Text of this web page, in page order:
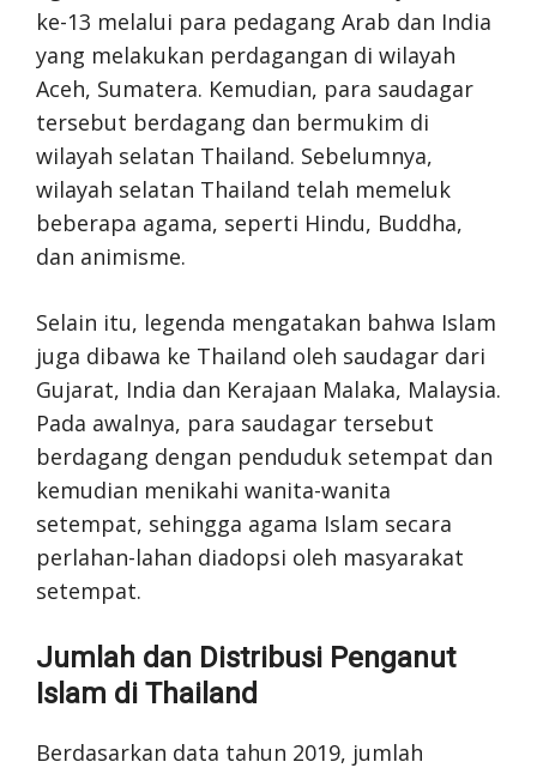
ke-13 melalui para pedagang Arab dan India
yang melakukan perdagangan di wilayah
Aceh, Sumatera. Kemudian, para saudagar
tersebut berdagang dan bermukim di
wilayah selatan Thailand. Sebelumnya,
wilayah selatan Thailand telah memeluk
beberapa agama, seperti Hindu, Buddha,
dan animisme.
Selain itu, legenda mengatakan bahwa Islam
juga dibawa ke Thailand oleh saudagar dari
Gujarat, India dan Kerajaan Malaka, Malaysia.
Pada awalnya, para saudagar tersebut
berdagang dengan penduduk setempat dan
kemudian menikahi wanita-wanita
setempat, sehingga agama Islam secara
perlahan-lahan diadopsi oleh masyarakat
setempat.
Jumlah dan Distribusi Penganut
Islam di Thailand
Berdasarkan data tahun 2019, jumlah